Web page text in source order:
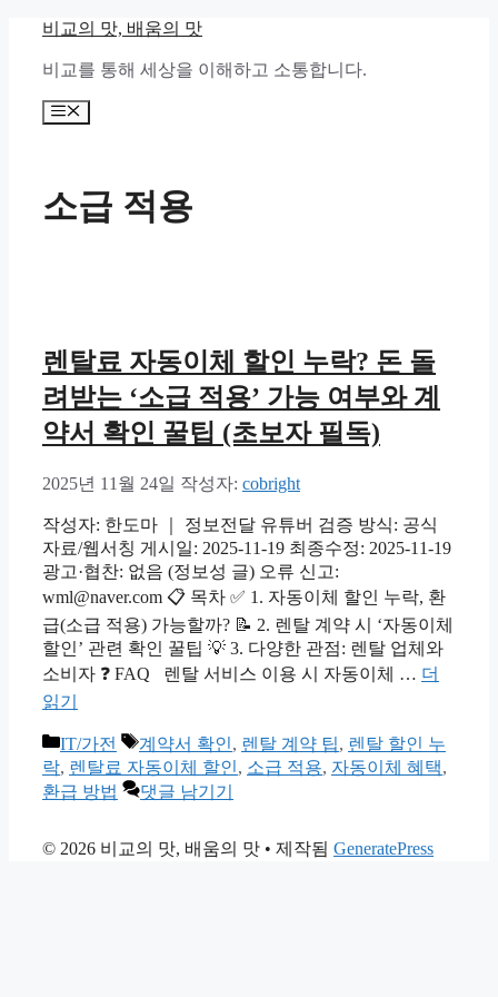
비교의 맛, 배움의 맛
비교를 통해 세상을 이해하고 소통합니다.
메
소급 적용
렌탈료 자동이체 할인 누락? 돈 돌
려받는 ‘소급 적용’ 가능 여부와 계
약서 확인 꿀팁 (초보자 필독)
2025년 11월 24일 작성자: cobright
작성자: 한도마 ｜ 정보전달 유튜버 검증 방식: 공식
자료/웹서칭 게시일: 2025-11-19 최종수정: 2025-11-19
광고·협찬: 없음 (정보성 글) 오류 신고:
wml@naver.com 📋 목차 ✅ 1. 자동이체 할인 누락, 환
급(소급 적용) 가능할까? 📝 2. 렌탈 계약 시 ‘자동이체
할인’ 관련 확인 꿀팁 💡 3. 다양한 관점: 렌탈 업체와
소비자 ❓ FAQ 렌탈 서비스 이용 시 자동이체 … 더
읽기
카
테
고
IT/가전
태
그
계약서 확인, 렌탈 계약 팁, 렌탈 할인 누
락, 렌탈료 자동이체 할인, 소급 적용, 자동이체 혜택,
환급 방법
댓글 남기기
© 2026 비교의 맛, 배움의 맛 • 제작됨 GeneratePress